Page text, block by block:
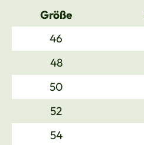
Größe
46
48
50
52
54